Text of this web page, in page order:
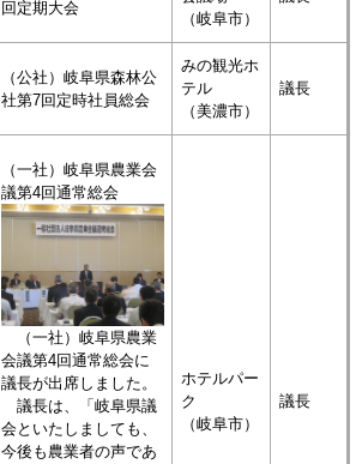
回定期大会
（岐阜市）
（公社）岐阜県森林公
社第7回定時社員総会
みの観光ホ
テル
（美濃市）
議長
（一社）岐阜県農業会
議第4回通常総会
（一社）岐阜県農業
会議第4回通常総会に
議長が出席しました。
議長は、「岐阜県議
会といたしましても、
今後も農業者の声であ
ホテルパー
ク
（岐阜市）
議長